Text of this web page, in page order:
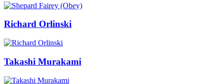
Richard Orlinski
Takashi Murakami